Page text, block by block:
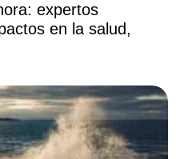
expertos
en la salud,